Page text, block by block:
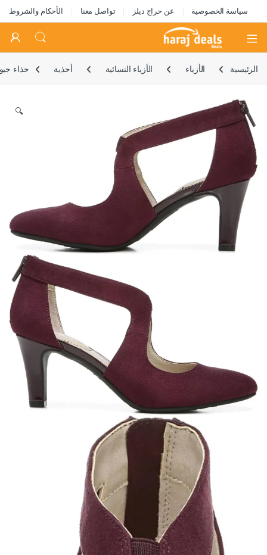
سياسة الخصوصية عن حراج ديلز تواصل معنا الأحكام والشروط
Open
الرئيسية الأزياء الأزياء النسائية أحذية حذاء جيوفانا 2 بكعب عالي
🔍